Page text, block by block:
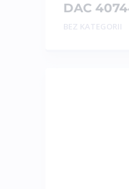
DAC
KOŁA
BEZ KATEGORII